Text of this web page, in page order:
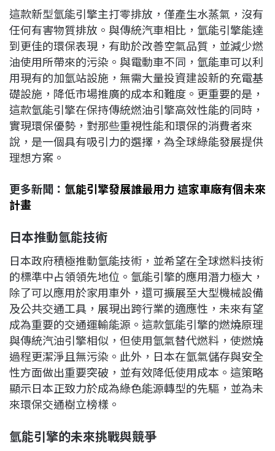
這款新型氫能引擎主打零排放，僅產生水蒸氣，沒有
任何有害物質排放。與傳統汽車相比，氫能引擎能達
到更佳的環保表現，有助於改善空氣品質，並減少燃
油使用所帶來的污染。與電動車不同，氫能車可以利
用現有的加氫站設施，無需大量投資建設新的充電基
礎設施，降低市場推廣的成本和難度。更重要的是，
這款氫能引擎在保持傳統燃油引擎高效性能的同時，
實現環保優勢，對那些重視性能和環保的消費者來
說，是一個具有吸引力的選擇，為全球綠能發展提供
理想方案。
更多新聞： 氫能引擎發展誰最用力 這家車廠有個未來
計畫
日本推動氫能技術
日本政府積極推動氫能技術，並希望在全球燃料技術
的標準中占領領先地位。氫能引擎的應用潛力極大，
除了可以應用於家用車外，還可擴展至大型機械設備
及公共交通工具，展現出跨行業的適應性，未來有望
成為重要的交通運輸能源。這款氫能引擎的燃燒原理
與傳統汽油引擎相似，但使用氫氣替代燃料，使燃燒
過程更潔淨且無污染。此外，日本在氫氣儲存與安全
性方面做出重要突破，並有效降低使用成本。這策略
顯示日本正致力於成為綠色能源轉型的先驅，並為未
來環保交通樹立榜樣。
氫能引擎的未來挑戰與競爭